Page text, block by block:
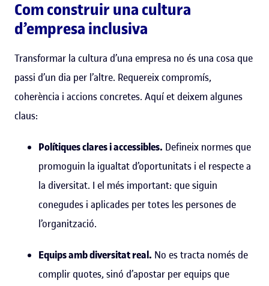
Com construir una cultura
d’empresa inclusiva
Transformar la cultura d’una empresa no és una cosa que
passi d’un dia per l’altre. Requereix compromís,
coherència i accions concretes. Aquí et deixem algunes
claus:
Polítiques clares i accessibles. Defineix normes que
promoguin la igualtat d’oportunitats i el respecte a
la diversitat. I el més important: que siguin
conegudes i aplicades per totes les persones de
l’organització.
Equips amb diversitat real. No es tracta només de
complir quotes, sinó d’apostar per equips que